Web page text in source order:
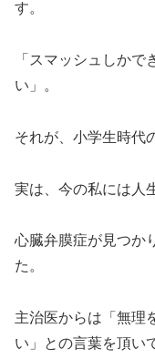
す。
「スマッシュしか
い」。
それが、小学生時代
実は、今の私には人
心臓弁膜症が見つか
た。
主治医からは「無理
い」との言葉を頂い